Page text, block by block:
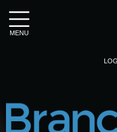
MENU